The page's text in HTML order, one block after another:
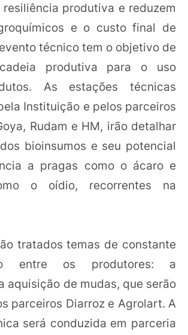
resiliência produtiva e reduzem
e o custo final de
técnico tem o objetivo de
produtiva para o uso
As estações técnicas
Instituição e pelos parceiros
Rudam e HM, irão detalhar
bioinsumos e seu potencial
a pragas como o ácaro e
o oídio, recorrentes na
tratados temas de constante
entre os produtores: a
aquisição de mudas, que serão
parceiros Diarroz e Agrolart. A
será conduzida em parceria